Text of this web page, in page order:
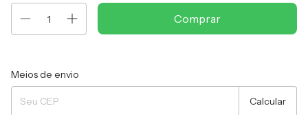
Entregas para o CEP:
Meios de envio
Calcular